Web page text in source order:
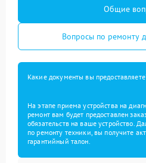
Общие
Вопросы по ремонту
Какие документы вы
На этапе приема устройства на
ремонт вам будет предоставлен
обязательств на ваше устройство.
по ремонту техники, вы получите
гарантийный талон.